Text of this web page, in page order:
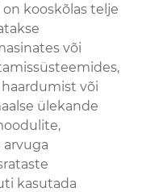
kooskõlas telje
või
või
ülekande
kasutada